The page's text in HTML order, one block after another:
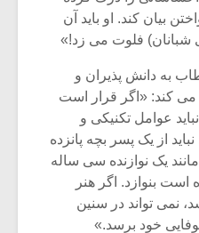
بیان کند. او باید آن
شبانان) فلوت می زد!»
به دانش پذیران و
می کند: «اگر قرار است
عوامل تکنیکی و
از یک پسر بچه پانزده
یک نوازنده سی ساله
است بنوازد. اگر هنر
نمی تواند در سنین
خود برسد.»